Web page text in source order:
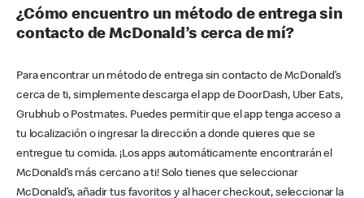
¿Cómo encuentro un método de entrega sin
contacto de McDonald’s cerca de mí?
Para encontrar un método de entrega sin contacto de McDonald’s
cerca de ti, simplemente descarga el app de DoorDash, Uber Eats,
Grubhub o Postmates. Puedes permitir que el app tenga acceso a
tu localización o ingresar la dirección a donde quieres que se
entregue tu comida. ¡Los apps automáticamente encontrarán el
McDonald’s más cercano a ti! Solo tienes que seleccionar
McDonald’s, añadir tus favoritos y al hacer checkout, seleccionar la